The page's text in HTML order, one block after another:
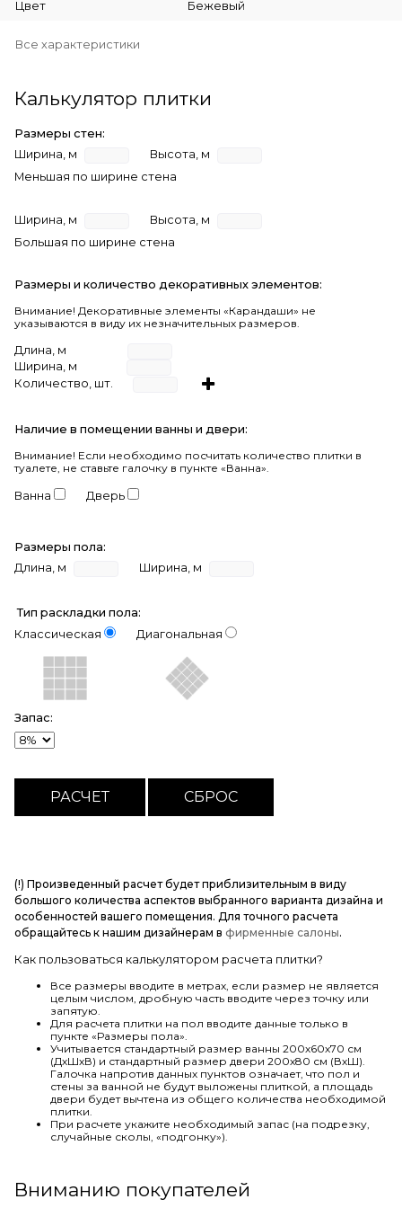
Цвет Бежевый
Все характеристики
Калькулятор плитки
Размеры стен:
Ширина, м
Высота, м
Меньшая по ширине стена
Ширина, м
Высота, м
Большая по ширине стена
Размеры и количество декоративных элементов:
Внимание! Декоративные элементы «Карандаши» не
указываются в виду их незначительных размеров.
Длина, м
Ширина, м
Количество, шт.
Наличие в помещении ванны и двери:
Внимание! Если необходимо посчитать количество плитки в
туалете, не ставьте галочку в пункте «Ванна».
Ванна Дверь
Размеры пола:
Длина, м
Ширина, м
Тип раскладки пола:
Классическая
Диагональная
Запас:
(!) Произведенный расчет будет приблизительным в виду
большого количества аспектов выбранного варианта дизайна и
особенностей вашего помещения. Для точного расчета
обращайтесь к нашим дизайнерам в фирменные салоны.
Как пользоваться калькулятором расчета плитки?
Все размеры вводите в метрах, если размер не является
целым числом, дробную часть вводите через точку или
запятую.
Для расчета плитки на пол вводите данные только в
пункте «Размеры пола».
Учитывается стандартный размер ванны 200х60х70 см
(ДхШхВ) и стандартный размер двери 200х80 см (ВхШ).
Галочка напротив данных пунктов означает, что пол и
стены за ванной не будут выложены плиткой, а площадь
двери будет вычтена из общего количества необходимой
плитки.
При расчете укажите необходимый запас (на подрезку,
случайные сколы, «подгонку»).
Вниманию покупателей